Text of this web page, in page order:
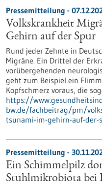
Pressemitteilung -
Volkskrankheit
Gehirn auf der Spur
Rund jeder Zehnte in
Migräne. Ein Drittel der
vorübergehenden
geht zum Beispiel ein
Kopfschmerz voraus, die
https://
bw.de/fachbeitrag/pm/
tsunami-im-gehirn-auf-der-
Pressemitteilung -
Ein Schimmelpilz
Stuhlmikrobiota bei